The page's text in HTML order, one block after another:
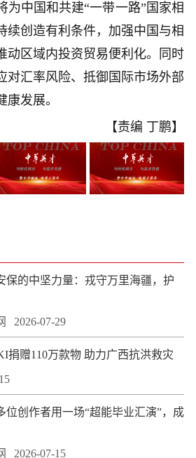
为中国和共建“一带一路”国家相
续创造有利条件，加强中国与相
动区域内投资贸易便利化。同时
对汇率风险、抵御国际市场外部
发展。
【责编 丁鹏】
的中坚力量：戎守万里海疆，护
2026-07-29
捐赠110万款物 助力广西抗洪救灾
位创作者用一场“超能毕业汇演”，成
2026-07-15